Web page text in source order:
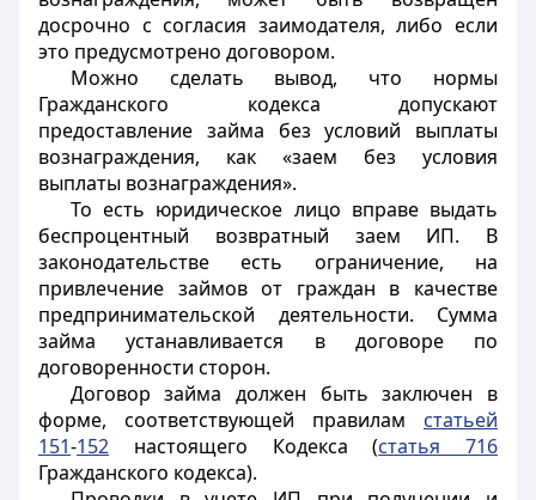
досрочно с согласия заимодателя, либо если
это предусмотрено договором.
Можно сделать вывод, что нормы
Гражданского кодекса допускают
предоставление займа без условий выплаты
вознаграждения, как «заем без условия
выплаты вознаграждения».
То есть юридическое лицо вправе выдать
беспроцентный возвратный заем ИП. В
законодательстве есть ограничение, на
привлечение займов от граждан в качестве
предпринимательской деятельности. Сумма
займа устанавливается в договоре по
договоренности сторон.
Договор займа должен быть заключен в
форме, соответствующей правилам статьей
151-152 настоящего Кодекса (статья 716
Гражданского кодекса).